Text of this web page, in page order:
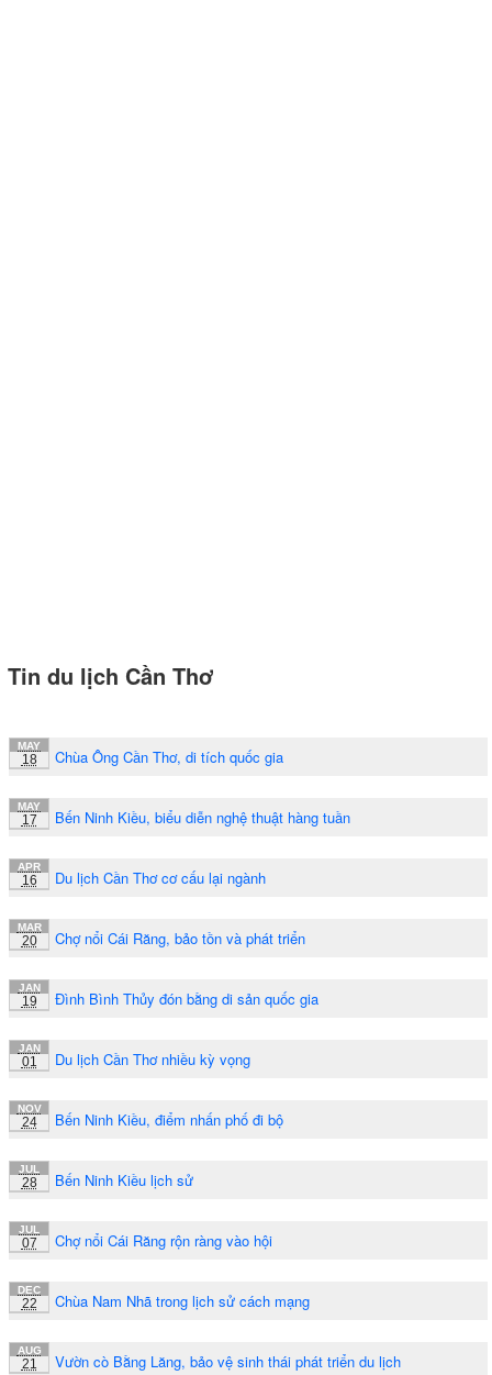
Tin du lịch Cần Thơ
MAY
18 Chùa Ông Cần Thơ, di tích quốc gia
MAY
17 Bến Ninh Kiều, biểu diễn nghệ thuật hàng tuần
APR
16 Du lịch Cần Thơ cơ cấu lại ngành
MAR
20 Chợ nổi Cái Răng, bảo tồn và phát triển
JAN
19 Đình Bình Thủy đón bằng di sản quốc gia
JAN
01 Du lịch Cần Thơ nhiều kỳ vọng
NOV
24 Bến Ninh Kiều, điểm nhấn phố đi bộ
JUL
28 Bến Ninh Kiều lịch sử
JUL
07 Chợ nổi Cái Răng rộn ràng vào hội
DEC
22 Chùa Nam Nhã trong lịch sử cách mạng
AUG
21 Vườn cò Bằng Lăng, bảo vệ sinh thái phát triển du lịch